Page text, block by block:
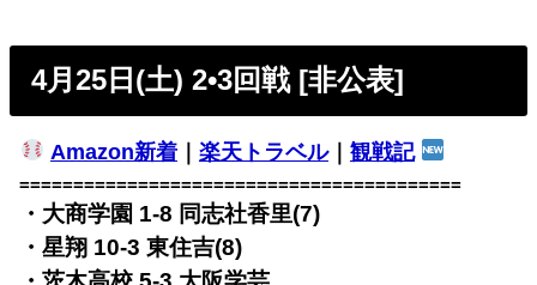
4月25日(土) 2•3回戦 [非公表]
Amazon新着｜ 楽天トラベル｜ 観戦記
=========================================
・大商学園 1-8 同志社香里(7)
・星翔 10-3 東住吉(8)